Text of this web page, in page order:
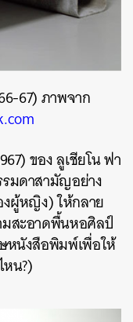
67) ภาพจาก
ของ ลูเชียโน ฟา
มดาสามัญอย่าง
ผู้หญิง) ให้กลาย
มสะอาดพื้นหอศิลป์
หนังสือพิมพ์เพื่อให้
น?)